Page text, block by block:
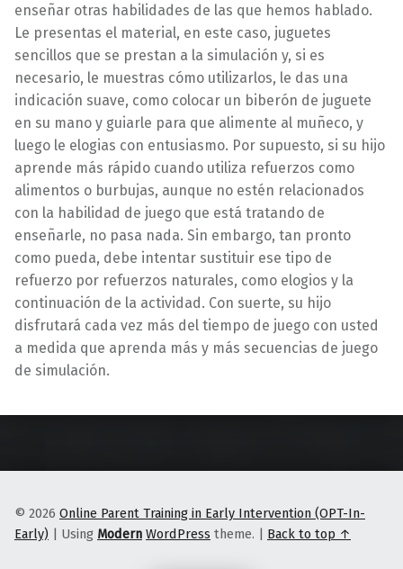
enseñar otras habilidades de las que hemos hablado.
Le presentas el material, en este caso, juguetes
sencillos que se prestan a la simulación y, si es
necesario, le muestras cómo utilizarlos, le das una
indicación suave, como colocar un biberón de juguete
en su mano y guiarle para que alimente al muñeco, y
luego le elogias con entusiasmo. Por supuesto, si su hijo
aprende más rápido cuando utiliza refuerzos como
alimentos o burbujas, aunque no estén relacionados
con la habilidad de juego que está tratando de
enseñarle, no pasa nada. Sin embargo, tan pronto
como pueda, debe intentar sustituir ese tipo de
refuerzo por refuerzos naturales, como elogios y la
continuación de la actividad. Con suerte, su hijo
disfrutará cada vez más del tiempo de juego con usted
a medida que aprenda más y más secuencias de juego
de simulación.
© 2026 Online Parent Training in Early Intervention (OPT-In-
Early)
Using Modern WordPress theme. Back to top ↑